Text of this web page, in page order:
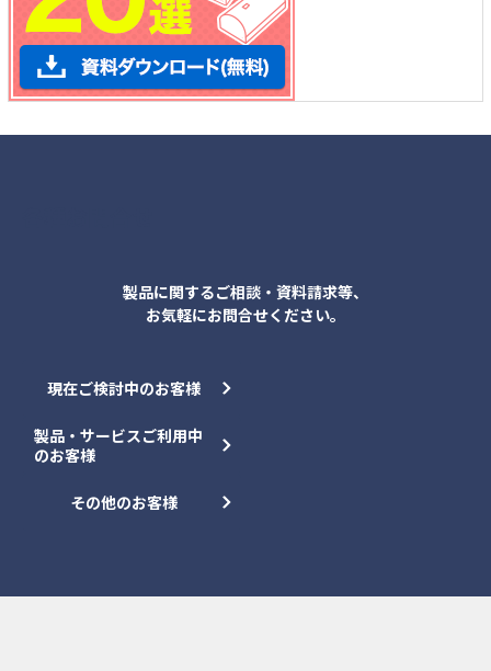
製品に関するご相談・資料請求等、
お気軽にお問合せください。
現在ご検討中のお客様
製品・サービスご利用中
のお客様
その他のお客様